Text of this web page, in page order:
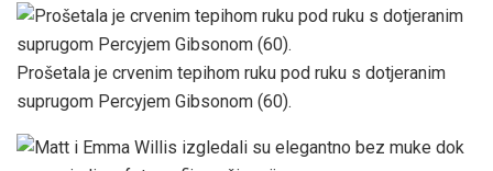
Prošetala je crvenim tepihom ruku pod ruku s dotjeranim
suprugom Percyjem Gibsonom (60).